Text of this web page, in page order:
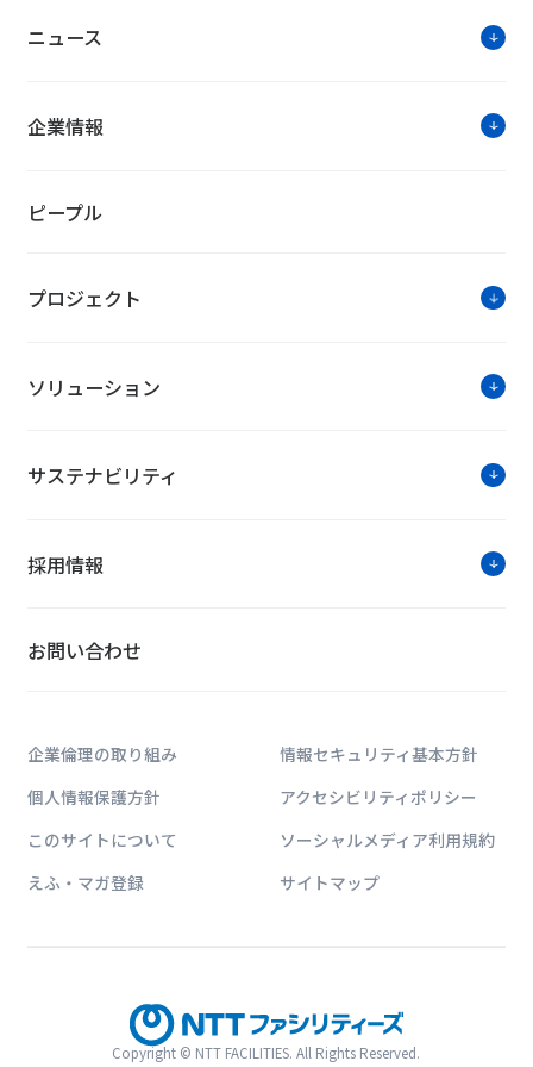
ニュース
企業情報
ピープル
プロジェクト
ソリューション
サステナビリティ
採用情報
お問い合わせ
企業倫理の取り組み
情報セキュリティ基本方針
個人情報保護方針
アクセシビリティポリシー
このサイトについて
ソーシャルメディア利用規約
えふ・マガ登録
サイトマップ
Copyright © NTT FACILITIES. All Rights Reserved.